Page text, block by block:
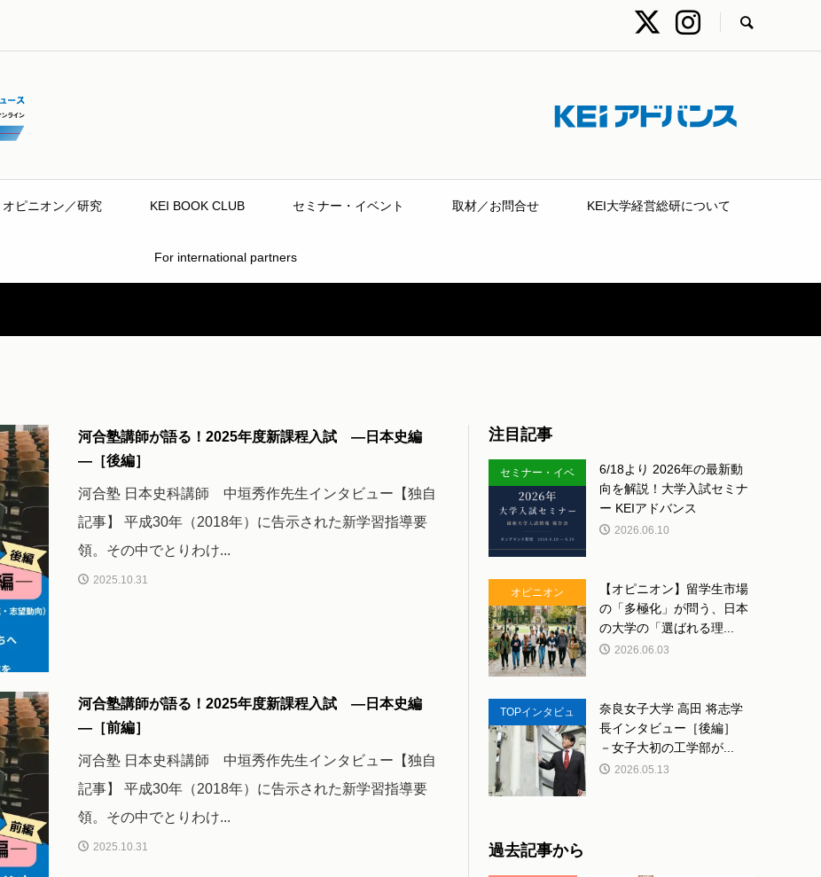
オピニオン／研究 KEI BOOK CLUB セミナー・イベント 取材／お問合せ KEI大学経営総研について
For international partners
河合塾講師が語る！2025年度新課程入試 ―日本史編
―［後編］
河合塾 日本史科講師 中垣秀作先生インタビュー【独自
記事】 平成30年（2018年）に告示された新学習指導要
領。その中でとりわけ...
2025.10.31
河合塾講師が語る！2025年度新課程入試 ―日本史編
―［前編］
河合塾 日本史科講師 中垣秀作先生インタビュー【独自
記事】 平成30年（2018年）に告示された新学習指導要
領。その中でとりわけ...
2025.10.31
注目記事
セミナー・イベ
ント
6/18より 2026年の最新動
向を解説！大学入試セミナ
ー KEIアドバンス
2026.06.10
オピニオン
【オピニオン】留学生市場
の「多極化」が問う、日本
の大学の「選ばれる理...
2026.06.03
TOPインタビュ
ー
奈良女子大学 高田 将志学
長インタビュー［後編］
－女子大初の工学部が...
2026.05.13
過去記事から